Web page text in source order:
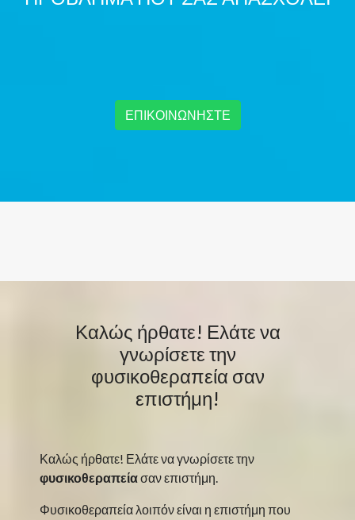
ΕΠΙΚΟΙΝΩΝΗΣΤΕ
Καλώς ήρθατε! Ελάτε να
γνωρίσετε την
φυσικοθεραπεία σαν
επιστήμη!
Καλώς ήρθατε! Ελάτε να γνωρίσετε την
φυσικοθεραπείασαν επιστήμη.
Φυσικοθεραπεία λοιπόν είναι η επιστήμη που